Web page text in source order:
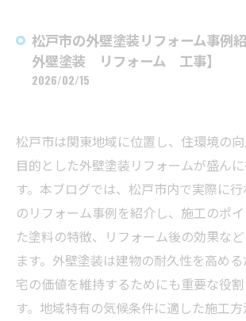
松戸市の外壁塗装リフォーム事例
外壁塗装 リフォーム 工事】
2026/02/15
松戸市は関東地域に位置し、住環境の
目的とした外壁塗装リフォームが盛ん
す。本ブログでは、松戸市内で実際に
のリフォーム事例を紹介し、施工のポ
た塗料の特徴、リフォーム後の効果な
ます。外壁塗装は建物の耐久性を高め
宅の価値を維持するためにも重要な役
す。地域特有の気候条件に適した施工